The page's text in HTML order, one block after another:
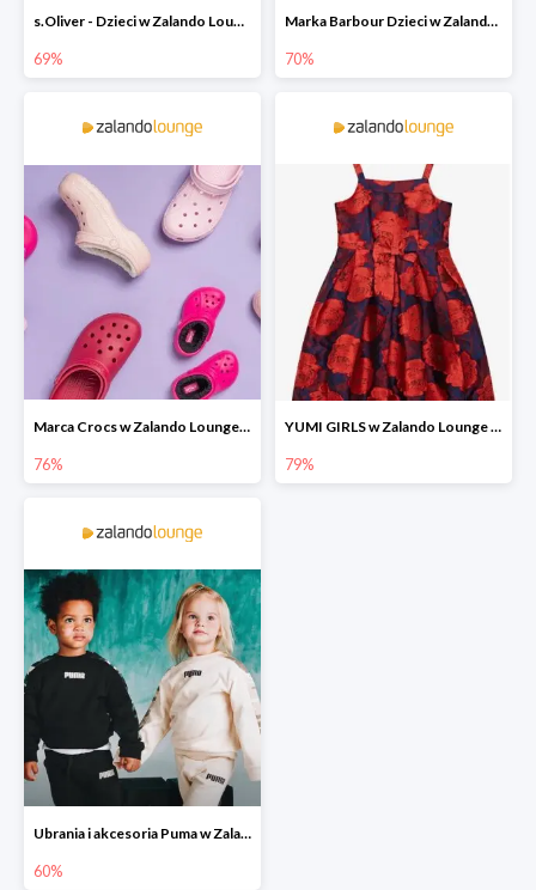
s.Oliver - Dzieci w Zalando Lounge do -77%
69%
Marka Barbour Dzieci w Zalando Lounge do -70%
70%
Marca Crocs w Zalando Lounge do -76%
76%
YUMI GIRLS w Zalando Lounge do -79%
79%
Ubrania i akcesoria Puma w Zalando Lounge do -60%
60%